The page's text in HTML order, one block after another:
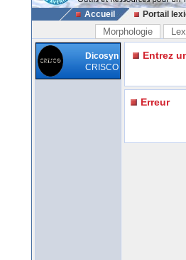
Accueil Portail
Morphologie
Dicosyn
CRISCO
Entrez
Erreur